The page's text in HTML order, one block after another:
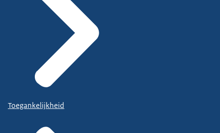
Toegankelijkheid